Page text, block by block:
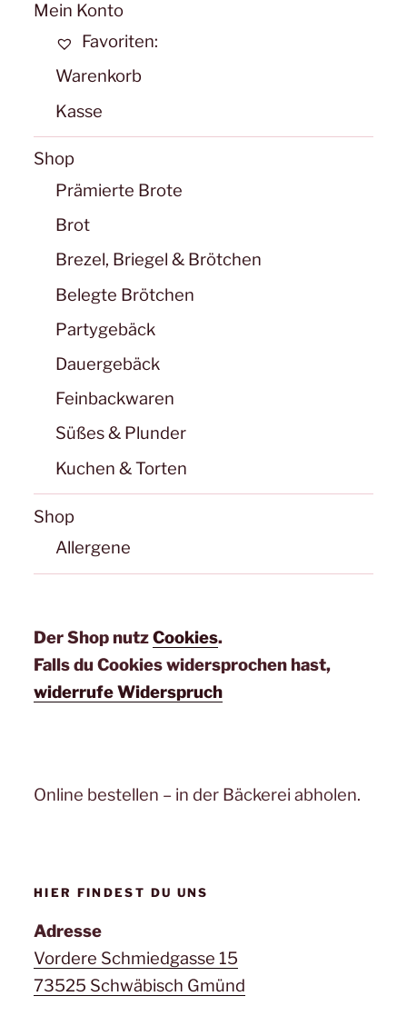
Mein Konto
Favoriten:
Warenkorb
Kasse
Shop
Prämierte Brote
Brot
Brezel, Briegel & Brötchen
Belegte Brötchen
Partygebäck
Dauergebäck
Feinbackwaren
Süßes & Plunder
Kuchen & Torten
Shop
Allergene
Der Shop nutzCookies.
Falls du Cookies widersprochen hast,
widerrufe Widerspruch
Online bestellen – in der Bäckerei abholen.
HIER FINDEST DU UNS
Adresse
Vordere Schmiedgasse 15
73525 Schwäbisch Gmünd